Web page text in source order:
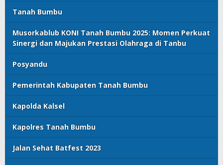
Tanah Bumbu
Musorkablub KONI Tanah Bumbu 2025: Momen Perkuat
Sinergi dan Majukan Prestasi Olahraga di Tanbu
Posyandu
Pemerintah Kabupaten Tanah Bumbu
Kapolda Kalsel
Kapolres Tanah Bumbu
Jalan Sehat Batfest 2023